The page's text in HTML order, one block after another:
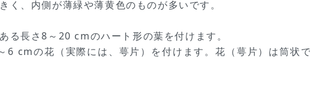
く、内側が薄緑や薄黄色のものが多いです。
る長さ8～20 cmのハート形の葉を付けます。
6 cmの花（実際には、萼片）を付けます。花（萼片）は筒状